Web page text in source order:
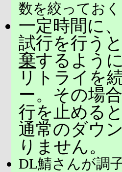
数を絞っておく
一定時間に
試行を行うと
棄するよう
リトライを
ー。その場
行を止める
通常のダウ
りません。
DL鯖さんが調